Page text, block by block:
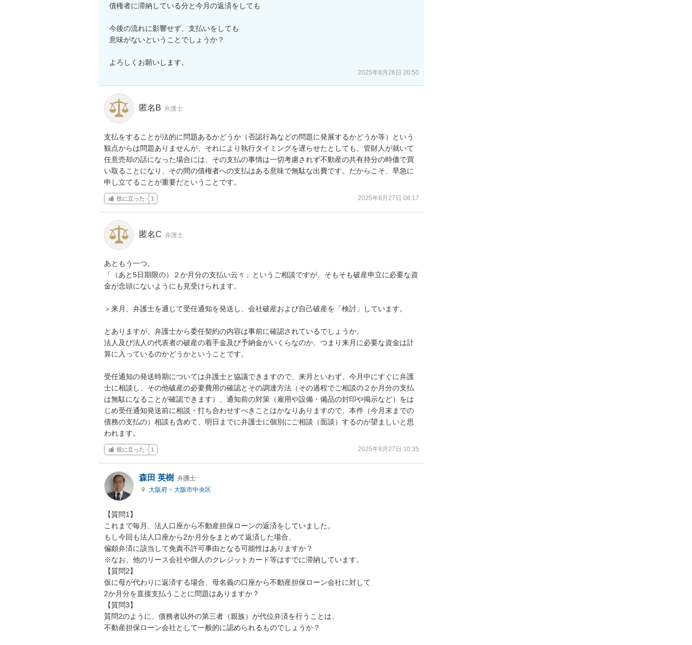
債権者に滞納している分と今月の返済をしても
今後の流れに影響せず、支払いをしても
意味がないということでしょうか？
よろしくお願いします。
2025年8月26日 20:50
匿名B 弁護士
支払をすることが法的に問題あるかどうか（否認行為などの問題に発展するかどうか等）という
観点からは問題ありませんが、それにより執行タイミングを遅らせたとしても、管財人が就いて
任意売却の話になった場合には、その支払の事情は一切考慮されず不動産の共有持分の時価で買
い取ることになり、その間の債権者への支払はある意味で無駄な出費です。だからこそ、早急に
申し立てることが重要だということです。
役に立った 1 2025年8月27日 08:17
匿名C 弁護士
あともう一つ。
「（あと5日期限の）２か月分の支払い云々」というご相談ですが、そもそも破産申立に必要な資
金が念頭にないようにも見受けられます。
＞来月、弁護士を通じて受任通知を発送し、会社破産および自己破産を「検討」しています。
とありますが、弁護士から委任契約の内容は事前に確認されているでしょうか。
法人及び法人の代表者の破産の着手金及び予納金がいくらなのか、つまり来月に必要な資金は計
算に入っているのかどうかということです。
受任通知の発送時期については弁護士と協議できますので、来月といわず、今月中にすぐに弁護
士に相談し、その他破産の必要費用の確認とその調達方法（その過程でご相談の２か月分の支払
は無駄になることが確認できます）、通知前の対策（雇用や設備・備品の封印や掲示など）をは
じめ受任通知発送前に相談・打ち合わせすべきことはかなりありますので、本件（今月末までの
債務の支払の）相談も含めて、明日までに弁護士に個別にご相談（面談）するのが望ましいと思
われます。
役に立った 1 2025年8月27日 10:35
森田 英樹 弁護士
大阪府 > 大阪市中央区
【質問1】
これまで毎月、法人口座から不動産担保ローンの返済をしていました。
もし今回も法人口座から2か月分をまとめて返済した場合、
偏頗弁済に該当して免責不許可事由となる可能性はありますか？
※なお、他のリース会社や個人のクレジットカード等はすでに滞納しています。
【質問2】
仮に母が代わりに返済する場合、母名義の口座から不動産担保ローン会社に対して
2か月分を直接支払うことに問題はありますか？
【質問3】
質問2のように、債務者以外の第三者（親族）が代位弁済を行うことは、
不動産担保ローン会社として一般的に認められるものでしょうか？